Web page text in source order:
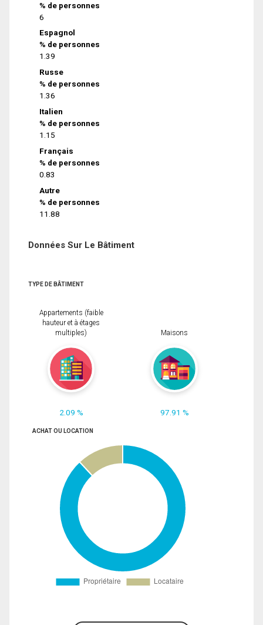
% de personnes
6
Espagnol
% de personnes
1.39
Russe
% de personnes
1.36
Italien
% de personnes
1.15
Français
% de personnes
0.83
Autre
% de personnes
11.88
Données Sur Le Bâtiment
TYPE DE BÂTIMENT
Appartements (faible
hauteur et à étages
multiples)
2.09 %
Maisons
97.91 %
ACHAT OU LOCATION